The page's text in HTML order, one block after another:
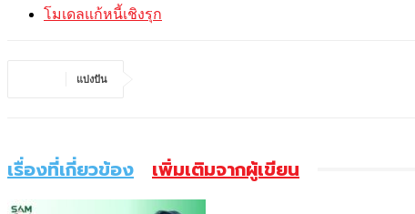
โมเดลแก้หนี้เชิงรุก
แบ่งปัน
เรื่องที่เกี่ยวข้อง เพิ่มเติมจากผู้เขียน